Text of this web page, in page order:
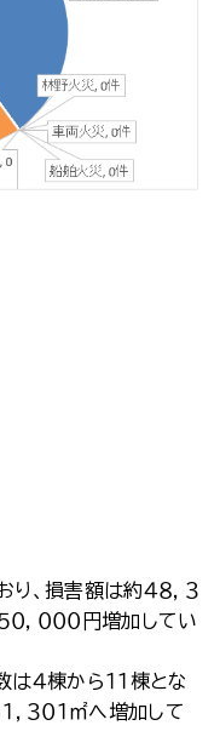
、損害額は約４８，３
０，０００円増加してい
４棟から１１棟とな
，３０１㎡へ増加して